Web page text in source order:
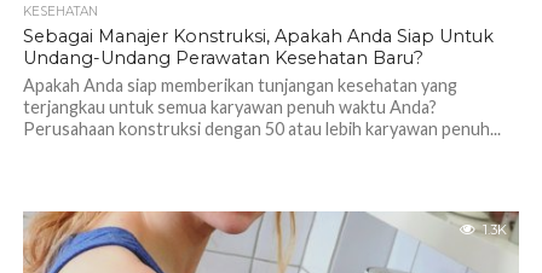
KESEHATAN
Sebagai Manajer Konstruksi, Apakah Anda Siap Untuk
Undang-Undang Perawatan Kesehatan Baru?
Apakah Anda siap memberikan tunjangan kesehatan yang
terjangkau untuk semua karyawan penuh waktu Anda?
Perusahaan konstruksi dengan 50 atau lebih karyawan penuh...
1.3K